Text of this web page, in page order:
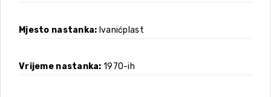
Mjesto nastanka Ivanićplast
Vrijeme nastanka 1970-ih